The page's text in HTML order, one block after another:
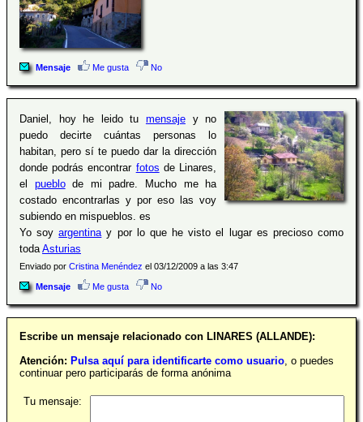
Mensaje Me gusta No
Daniel, hoy he leido tu mensajey no
puedo decirte cuántas personas lo
habitan, pero sí te puedo dar la dirección
donde podrás encontrar fotos de Linares,
el pueblode mi padre. Mucho me ha
costado encontrarlas y por eso las voy
subiendo en mispueblos. es
Yo soyargentina y por lo que he visto el lugar es precioso como
toda Asturias
Enviado por Cristina Menéndez el 03/12/2009 a las 3:47
Mensaje Me gusta No
Escribe un mensaje relacionado con LINARES (ALLANDE):
Atención: Pulsa aquí para identificarte como usuario , o puedes
continuar pero participarás de forma anónima
Tu mensaje: